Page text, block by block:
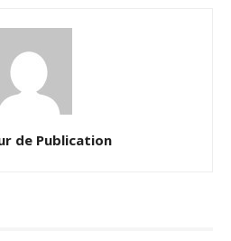
de Publication